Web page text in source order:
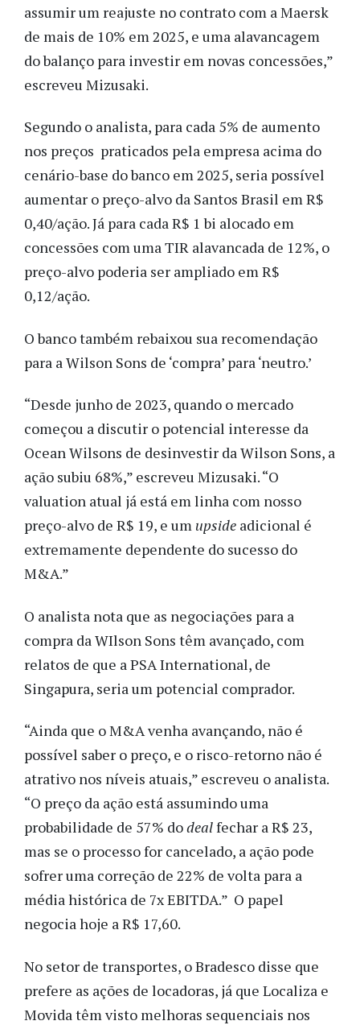
assumir um reajuste no contrato com a Maersk
de mais de 10% em 2025, e uma alavancagem
do balanço para investir em novas concessões,”
escreveu Mizusaki.
Segundo o analista, para cada 5% de aumento
nos preços praticados pela empresa acima do
cenário-base do banco em 2025, seria possível
aumentar o preço-alvo da Santos Brasil em R$
0,40/ação. Já para cada R$ 1 bi alocado em
concessões com uma TIR alavancada de 12%, o
preço-alvo poderia ser ampliado em R$
0,12/ação.
O banco também rebaixou sua recomendação
para a Wilson Sons de ‘compra’ para ‘neutro.’
“Desde junho de 2023, quando o mercado
começou a discutir o potencial interesse da
Ocean Wilsons de desinvestir da Wilson Sons, a
ação subiu 68%,” escreveu Mizusaki. “O
valuation atual já está em linha com nosso
preço-alvo de R$ 19, e um upside adicional é
extremamente dependente do sucesso do
M&A.”
O analista nota que as negociações para a
compra da WIlson Sons têm avançado, com
relatos de que a PSA International, de
Singapura, seria um potencial comprador.
“Ainda que o M&A venha avançando, não é
possível saber o preço, e o risco-retorno não é
atrativo nos níveis atuais,” escreveu o analista.
“O preço da ação está assumindo uma
probabilidade de 57% dodealfechar a R$ 23,
mas se o processo for cancelado, a ação pode
sofrer uma correção de 22% de volta para a
média histórica de 7x EBITDA.” O papel
negocia hoje a R$ 17,60.
No setor de transportes, o Bradesco disse que
prefere as ações de locadoras, já que Localiza e
Movida têm visto melhoras sequenciais nos